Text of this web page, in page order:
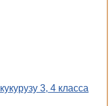
3, 4 класса